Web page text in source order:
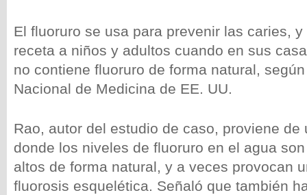
El fluoruro se usa para prevenir las caries,
receta a niños y adultos cuando en sus
no contiene fluoruro de forma natural,
Nacional de Medicina de EE. UU.
Rao, autor del estudio de caso, proviene de
donde los niveles de fluoruro en el agua
altos de forma natural, y a veces provocan
fluorosis esquelética. Señaló que también